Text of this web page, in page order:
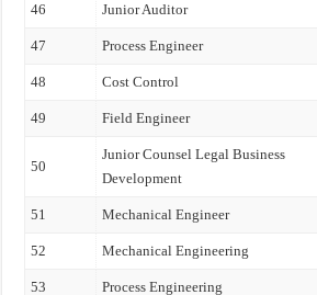
46 Junior Auditor
47 Process Engineer
48 Cost Control
49 Field Engineer
50
Junior Counsel Legal Business
Development
51 Mechanical Engineer
52 Mechanical Engineering
53 Process Engineering